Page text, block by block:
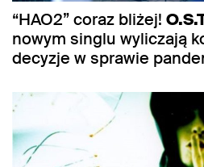
“HAO2” coraz bliżej!
nowym singlu wyliczają
decyzje w sprawie